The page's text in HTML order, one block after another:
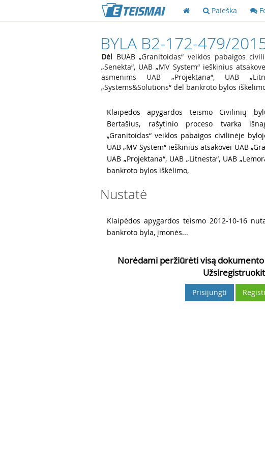
Paieška
BYLA B2-172-479/
Dėl BUAB „Granitoidas“ veiklos pabaigos
„Senekta“, UAB „MV System“ ieškinius
asmenims UAB „Projektana“, UAB
„Systems&Solutions“ dėl bankroto bylos
Klaipėdos apygardos teismo Civilinių
Bertašius, rašytinio proceso tvarka
„Granitoidas“ veiklos pabaigos civilinėje
UAB „MV System“ ieškinius atsakovei UAB
UAB „Projektana“, UAB „Litnesta“, UAB
bankroto bylos iškėlimo,
Nustatė
Klaipėdos apygardos teismo 2012-10-16
bankroto byla, įmonės...
Norėdami peržiūrėti visą
Prisijungti